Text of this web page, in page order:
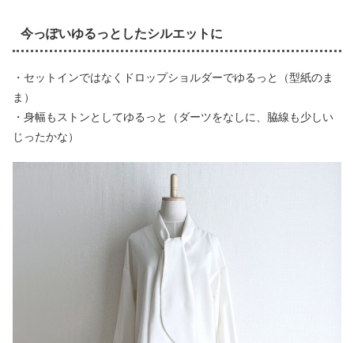
今っぽいゆるっとしたシルエットに
・セットインではなくドロップショルダーでゆるっと（型紙のま
ま）
・身幅もストンとしてゆるっと（ダーツをなしに、脇線も少しい
じったかな）